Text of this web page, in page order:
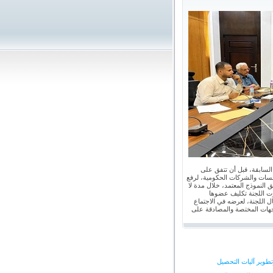
السابقة، قبل أن تتفق على
والشركات الحكومية، لرفع
النموذج المعتمد، خلال مدة لا
اللجنة تكليف عضوها
اللجنة، لعرضه في الاجتماع
المختصة والمصادقة على
آليات التحصيل